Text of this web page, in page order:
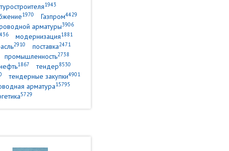
1943
1970 Газпром4429
арматуры3906
модернизация1881
2910 поставка2471
промышленность2738
1867 тендер8530
тендерные закупки4901
арматура15795
5729